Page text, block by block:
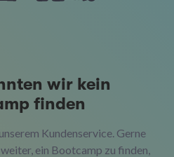
wir kein
finden
Kundenservice. Gerne
ein Bootcamp zu finden,